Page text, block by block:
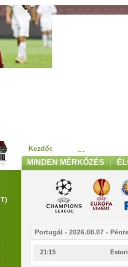
Kezdőoldal
MINDEN MÉRKŐZÉS
Portugál - 2026.08.07 -
21:15